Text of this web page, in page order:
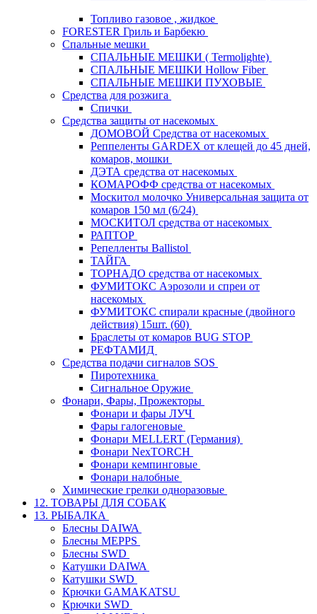
Топливо газовое , жидкое
FORESTER Гриль и Барбекю
Спальные мешки
СПАЛЬНЫЕ МЕШКИ ( Termolighte)
СПАЛЬНЫЕ МЕШКИ Hollow Fiber
СПАЛЬНЫЕ МЕШКИ ПУХОВЫЕ
Средства для розжига
Спички
Средства защиты от насекомых
ДОМОВОЙ Средства от насекомых
Реппеленты GARDEX от клещей до 45 дней,
комаров, мошки
ДЭТА средства от насекомых
КОМАРОФФ средства от насекомых
Москитол молочко Универсальная защита от
комаров 150 мл (6/24)
МОСКИТОЛ средства от насекомых
РАПТОР
Репелленты Ballistol
ТАЙГА
ТОРНАДО средства от насекомых
ФУМИТОКС Аэрозоли и спреи от
насекомых
ФУМИТОКС спирали красные (двойного
действия) 15шт. (60)
Браслеты от комаров BUG STOP
РЕФТАМИД
Средства подачи сигналов SOS
Пиротехника
Сигнальное Оружие
Фонари, Фары, Прожекторы
Фонари и фары ЛУЧ
Фары галогеновые
Фонари MELLERT (Германия)
Фонари NexTORCH
Фонари кемпинговые
Фонари налобные
Химические грелки одноразовые
12. ТОВАРЫ ДЛЯ СОБАК
13. РЫБАЛКА
Блесны DAIWA
Блесны MEPPS
Блесны SWD
Катушки DAIWA
Катушки SWD
Крючки GAMAKATSU
Крючки SWD